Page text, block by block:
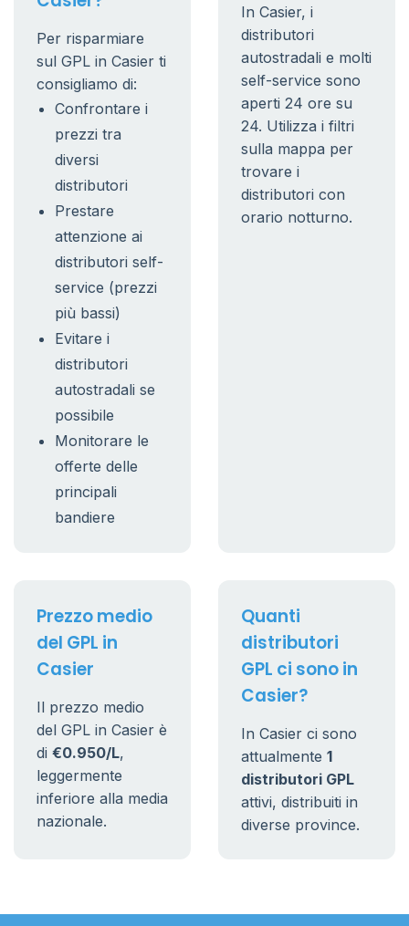
Per risparmiare
sul GPL in Casier ti
consigliamo di:
Confrontare i
prezzi tra
diversi
distributori
Prestare
attenzione ai
distributori self-
service (prezzi
più bassi)
Evitare i
distributori
autostradali se
possibile
Monitorare le
offerte delle
principali
bandiere
In Casier, i
distributori
autostradali e molti
self-service sono
aperti 24 ore su
24. Utilizza i filtri
sulla mappa per
trovare i
distributori con
orario notturno.
Prezzo medio
del GPL in
Casier
Il prezzo medio
del GPL in Casier è
di €0.950/L,
leggermente
inferiore alla media
nazionale.
Quanti
distributori
GPL ci sono in
Casier?
In Casier ci sono
attualmente 1
distributori GPL
attivi, distribuiti in
diverse province.